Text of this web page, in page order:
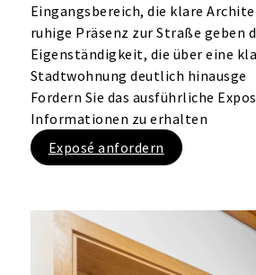
Eingangsbereich, die klare
ruhige Präsenz zur Straße geben
Eigenständigkeit, die über eine
Stadtwohnung deutlich hinausge
Fordern Sie das ausführliche
Informationen zu erhalten
Exposé anfordern